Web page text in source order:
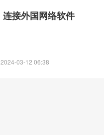
连接外国网络软件
2024-03-12 06:38